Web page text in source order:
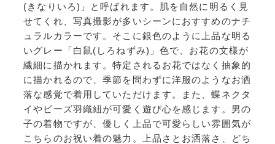
(きなりいろ)」と呼ばれます。肌を自然に明るく見
せてくれ、写真撮影が多いシーンにおすすめのナチ
ュラルカラーです。そこに銀色のように上品な明る
いグレー「白鼠(しろねずみ)」色で、お花の文様が
繊細に描かれます。特定されるお花ではなく抽象的
に描かれるので、季節を問わずに洋服のようなお洒
落な感覚で着用していただけます。また、蝶ネクタ
イやビーズ羽織紐が可愛く遊び心を感じます。男の
子の着物ですが、優しく上品で可愛らしい雰囲気が
こちらのお祝い着の魅力。上品さとお洒落さ、どち